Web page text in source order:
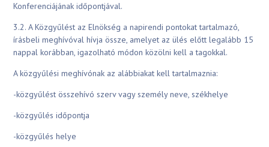
Konferenciájának időpontjával.
3.2. A Közgyűlést az Elnökség a napirendi pontokat tartalmazó,
írásbeli meghívóval hívja össze, amelyet az ülés előtt legalább 15
nappal korábban, igazolható módon közölni kell a tagokkal.
A közgyűlési meghívónak az alábbiakat kell tartalmaznia:
-közgyűlést összehívó szerv vagy személy neve, székhelye
-közgyűlés időpontja
-közgyűlés helye